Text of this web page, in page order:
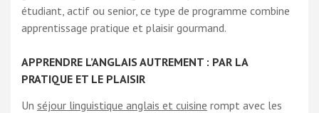
étudiant, actif ou senior, ce type de programme combine
apprentissage pratique et plaisir gourmand.
APPRENDRE L’ANGLAIS AUTREMENT : PAR LA
PRATIQUE ET LE PLAISIR
Un séjour linguistique anglais et cuisine rompt avec les